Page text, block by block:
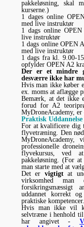
pakkeløsning, skal
kurserne.)
1 dages online
med live instruktør
1 dags online
live instruktør
1 dags online OPEN
med live instruktør
1 dags fra kl. 9.00-
opfylder OPEN A2
Der er et mindre
desværre ikke har
Hvis man ikke køber
ex. moms at aflægge
Bemærk, at det ikke
forud for A2
MyDroneAcademy, er
Praktisk Uddannelse
For at kvalificere dig
flyvetræning. Den
MyDroneAcademy,
professionelle
flyvekursus, ved
pakkeløsning. (For
man starte med at
Det er vigtigtat
virksomhed
forsikringsmæssigt
uddannet korrekt
praktiske kompetencer.
Hvis man ikke vil
selvtræne i henhold
har angivet -